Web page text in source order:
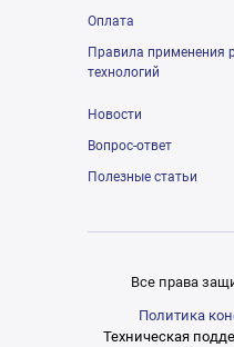
Оплата
Правила применения
технологий
Новости
Вопрос-ответ
Полезные статьи
Все права
Политика
Техническая